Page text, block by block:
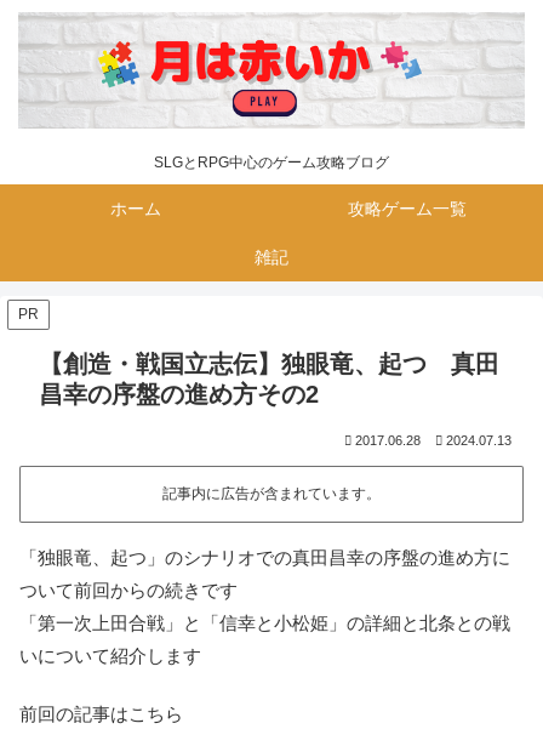
SLGとRPG中心のゲーム攻略ブログ
ホーム 攻略ゲーム一覧
雑記
PR
【創造・戦国立志伝】独眼竜、起つ 真田
昌幸の序盤の進め方その2
2017.06.28 2024.07.13
記事内に広告が含まれています。
「独眼竜、起つ」のシナリオでの真田昌幸の序盤の進め方に
ついて前回からの続きです
「第一次上田合戦」と「信幸と小松姫」の詳細と北条との戦
いについて紹介します
前回の記事はこちら